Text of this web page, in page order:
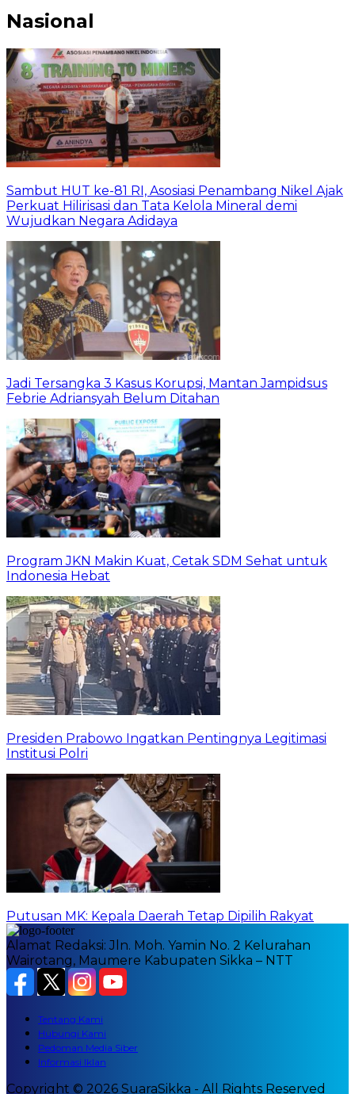
Nasional
Sambut HUT ke-81 RI, Asosiasi Penambang Nikel Ajak
Perkuat Hilirisasi dan Tata Kelola Mineral demi
Wujudkan Negara Adidaya
Jadi Tersangka 3 Kasus Korupsi, Mantan Jampidsus
Febrie Adriansyah Belum Ditahan
Program JKN Makin Kuat, Cetak SDM Sehat untuk
Indonesia Hebat
Presiden Prabowo Ingatkan Pentingnya Legitimasi
Institusi Polri
Putusan MK: Kepala Daerah Tetap Dipilih Rakyat
Alamat Redaksi: Jln. Moh. Yamin No. 2 Kelurahan
Wairotang, Maumere Kabupaten Sikka – NTT
Tentang Kami
Hubungi Kami
Pedoman Media Siber
Informasi Iklan
Copyright © 2026 SuaraSikka - All Rights Reserved